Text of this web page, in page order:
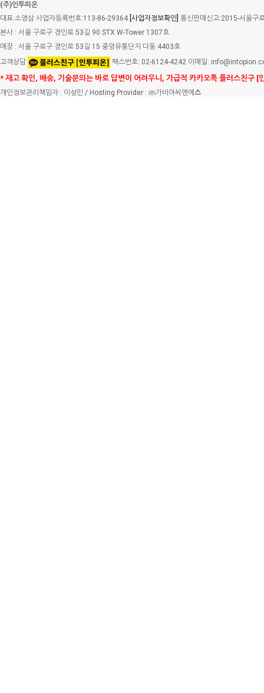
(주)인투피온
대표:소영삼 사업자등록번호:113-86-29364 [사업자정보확인] 통신판매신고:2015-서울구
본사 : 서울 구로구 경인로 53길 90 STX W-Tower 1307호
매장 : 서울 구로구 경인로 53길 15 중앙유통단지 다동 4403호
고객상담
팩스번호: 02-6124-4242 이메일:
* 재고 확인, 배송, 기술문의는 바로 답변이 어려우니, 가급적 카카오톡 플러스친구 [
개인정보관리책임자 : 이성민 / Hosting Provider : ㈜가비아씨엔에 스